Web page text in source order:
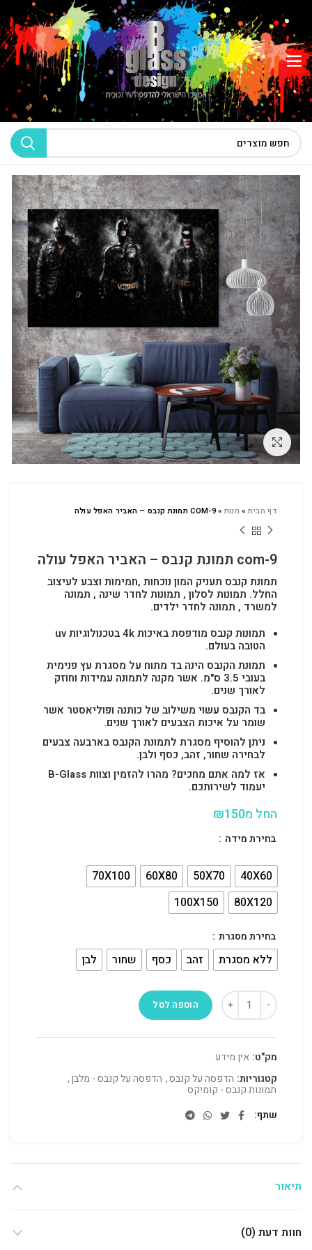
לחץ להגדלה
דף הבית» חנות»COM-9 תמונת קנבס – האביר האפל עולה
com-9 תמונת קנבס – האביר האפל עולה
תמונת קנבס תעניק המון נוכחות ,חמימות וצבע לעיצוב
החלל. תמונות לסלון , תמונות לחדר שינה , תמונה
למשרד , תמונה לחדר ילדים.
תמונות קנבס מודפסת באיכות 4k בטכנולוגיות uv
הטובה בעולם.
תמונת הקנבס הינה בד מתוח על מסגרת עץ פנימית
בעובי 3.5 ס"מ. אשר מקנה לתמונה עמידות וחוזק
לאורך שנים.
בד הקנבס עשוי משילוב של כותנה ופוליאסטר אשר
שומר על איכות הצבעים לאורך שנים.
ניתן להוסיף מסגרת לתמונת הקנבס בארבעה צבעים
לבחירה שחור, זהב, כסף ולבן.
אז למה אתם מחכים? מהרו להזמין וצוות B-Glass
יעמוד לשירותכם.
החל מ ₪150
בחירת מידה
40X60
50X70
60X80
70X100
80X120
100X150
בחירת מסגרת
ללא מסגרת זהב כסף שחור לבן
הוספה לסל
מק"ט: אין מידע
קטגוריות: הדפסה על קנבס, הדפסה על קנבס - מלבן,
תמונות קנבס - קומיקס
שתף
תיאור
חוות דעת (0)